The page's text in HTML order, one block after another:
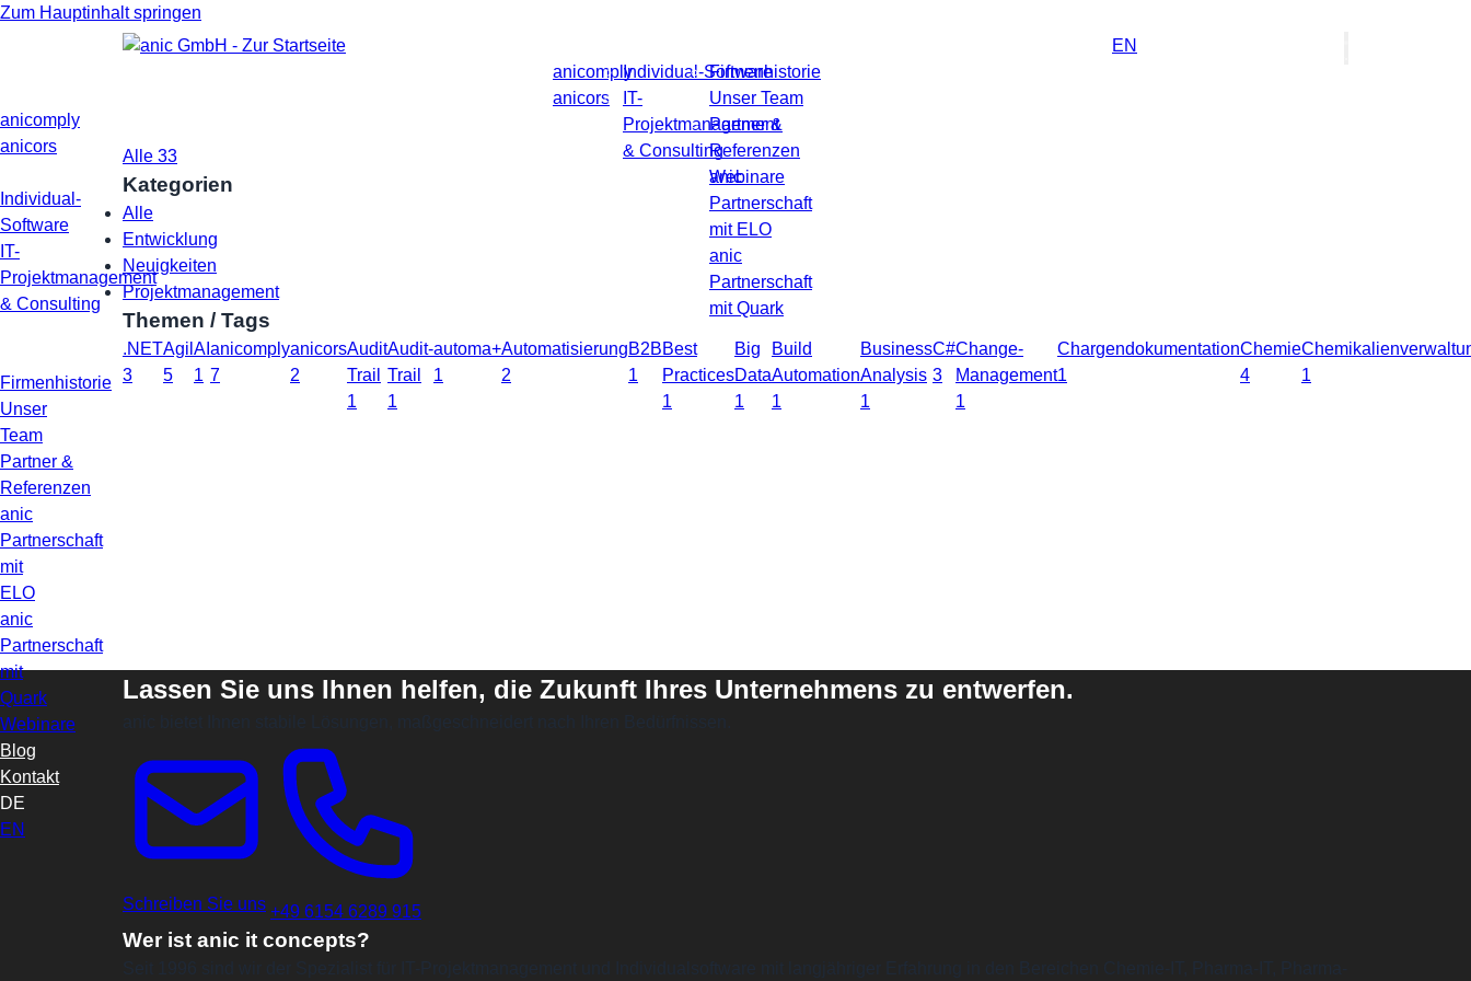
Zum Hauptinhalt springen
anicomply
anicors
Individual-Software
IT-
Projektmanagement
& Consulting
Firmenhistorie
Unser Team
Partner &
Referenzen
anic
Partnerschaft
mit ELO
anic
Partnerschaft
mit Quark
Webinare
EN
anicomply
anicors
Individual-
Software
IT-
Projektmanagement
& Consulting
Firmenhistorie
Unser
Team
Partner &
Referenzen
anic
Partnerschaft
mit
ELO
anic
Partnerschaft
mit
Quark
Webinare
Blog
Kontakt
DE
EN
Alle 33
Kategorien
Alle
Entwicklung
Neuigkeiten
Projektmanagement
Themen / Tags
.NET
3
Agil
5
AI
1
anicomply
7
anicors
2
Audit
Trail
1
Audit-
Trail
1
automa+
1
Automatisierung
2
B2B
1
Best
Practices
1
Big
Data
1
Build
Automation
1
Business
Analysis
1
C#
3
Change-
Management
1
Chargendokumentation
1
Chemie
4
1
Lassen Sie uns Ihnen helfen, die Zukunft Ihres Unternehmens zu entwerfen.
Schreiben Sie uns +49 6154 6289 915
Wer ist anic it concepts?